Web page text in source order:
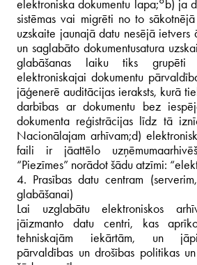
elektroniska dokumentu lapa; b) ja
sistēmas vai migrēti no to
uzskaite jaunajā datu nesējā ietvers
un saglabāto dokumentusatura
glabāšanas laiku tiks
elektroniskajai dokumentu
jāģenerē auditācijas ieraksts, kurā
darbības ar dokumentu bez
dokumenta reģistrācijas līdz tā
Nacionālajam arhīvam;d)
faili ir jāattēlo uzņēmuma
“Piezīmes” norādot šādu atzīmi:
4. Prasības datu centram
glabāšanai)
Lai uzglabātu elektroniskos
jāizmanto datu centri, kas
tehniskajām iekārtām, un
pārvaldības un drošības politikas